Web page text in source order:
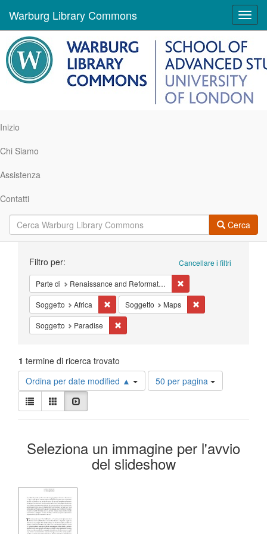
Warburg Library Commons
Inizio
Chi Siamo
Assistenza
Contatti
Cerca
Cancellare i filtri
Filtro per:
Parte di Renaissance and Reformation = Renaissance et Réforme
Soggetto Africa Cancella il filtro Soggetto: Africa
Soggetto Maps
Soggetto Paradise
1 termine di ricerca trovato
Ordina per date modified ▲
Risultati
per
50 per pagina
Visualizza
i
risultati
Lista Galleria
Risultati
della
Seleziona un immagine per l'avvio
del slideshow